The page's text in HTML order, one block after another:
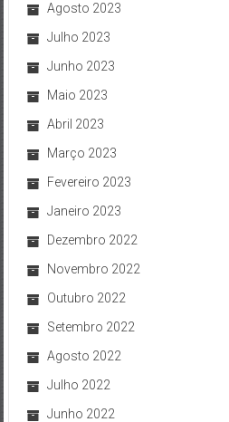
Agosto 2023
Julho 2023
Junho 2023
Maio 2023
Abril 2023
Março 2023
Fevereiro 2023
Janeiro 2023
Dezembro 2022
Novembro 2022
Outubro 2022
Setembro 2022
Agosto 2022
Julho 2022
Junho 2022